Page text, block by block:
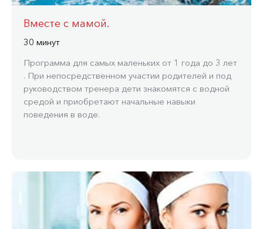
Вместе с мамой.
30 минут
Программа для самых маленьких от 1 года до 3 лет
. При непосредственном участии родителей и под
руководством тренера дети знакомятся с водной
средой и приобретают начальные навыки
поведения в воде.